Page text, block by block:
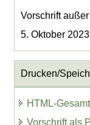
Vorschrift
5. Oktober 2023
Drucken/
HTML-
Vorschrift als